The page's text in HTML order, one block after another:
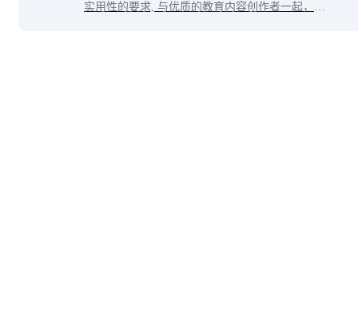
实用性的要求, 与优质的教育内容创作者一起，为